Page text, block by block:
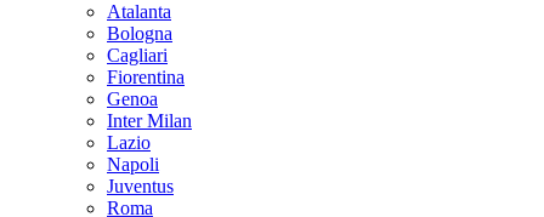
Atalanta
Bologna
Cagliari
Fiorentina
Genoa
Inter Milan
Lazio
Napoli
Juventus
Roma